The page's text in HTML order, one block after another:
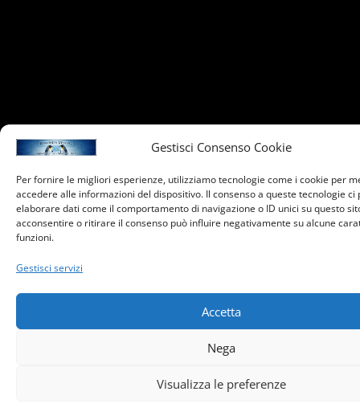
Gestisci Consenso Cookie
Per fornire le migliori esperienze, utilizziamo tecnologie come i cookie per
accedere alle informazioni del dispositivo. Il consenso a queste tecnologie
elaborare dati come il comportamento di navigazione o ID unici su questo
acconsentire o ritirare il consenso può influire negativamente su alcune
funzioni.
Gestisci servizi
Accetta
Nega
Visualizza le preferenze